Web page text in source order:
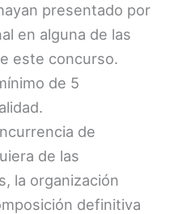
presentado por
en alguna de las
este concurso.
de 5
de
de las
la organización
definitiva